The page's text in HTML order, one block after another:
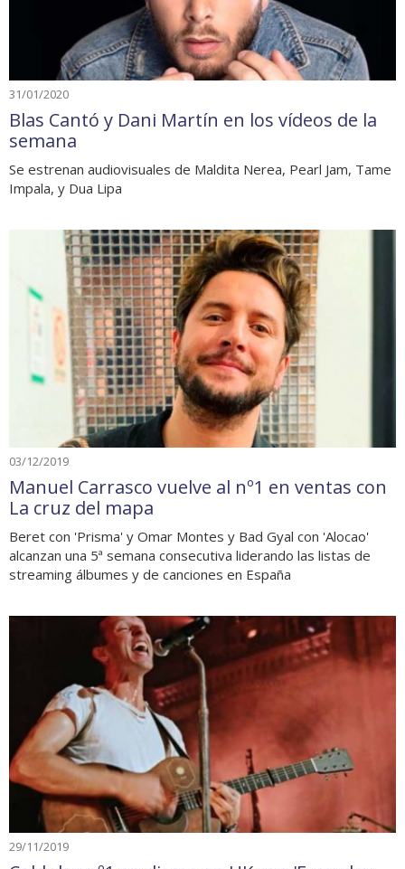
31/01/2020
Blas Cantó y Dani Martín en los vídeos de la
semana
Se estrenan audiovisuales de Maldita Nerea, Pearl Jam, Tame
Impala, y Dua Lipa
03/12/2019
Manuel Carrasco vuelve al nº1 en ventas con
La cruz del mapa
Beret con 'Prisma' y Omar Montes y Bad Gyal con 'Alocao'
alcanzan una 5ª semana consecutiva liderando las listas de
streaming álbumes y de canciones en España
29/11/2019